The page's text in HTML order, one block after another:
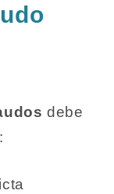
debe